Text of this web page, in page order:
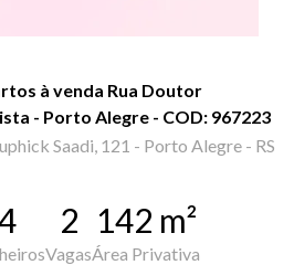
à venda Rua Doutor
- Porto Alegre - COD: 967223
Saadi, 121 - Porto Alegre - RS
2
Vagas
142 m²
Área Privativa